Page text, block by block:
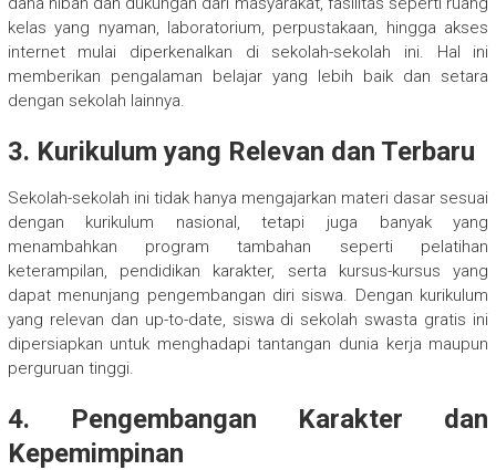
kelas yang nyaman, laboratorium, perpustakaan, hingga akses
internet mulai diperkenalkan di sekolah-sekolah ini. Hal ini
memberikan pengalaman belajar yang lebih baik dan setara
dengan sekolah lainnya.
3. Kurikulum yang Relevan dan Terbaru
Sekolah-sekolah ini tidak hanya mengajarkan materi dasar sesuai
dengan kurikulum nasional, tetapi juga banyak yang
menambahkan program tambahan seperti pelatihan
keterampilan, pendidikan karakter, serta kursus-kursus yang
dapat menunjang pengembangan diri siswa. Dengan kurikulum
yang relevan dan up-to-date, siswa di sekolah swasta gratis ini
dipersiapkan untuk menghadapi tantangan dunia kerja maupun
perguruan tinggi.
4. Pengembangan Karakter dan
Kepemimpinan